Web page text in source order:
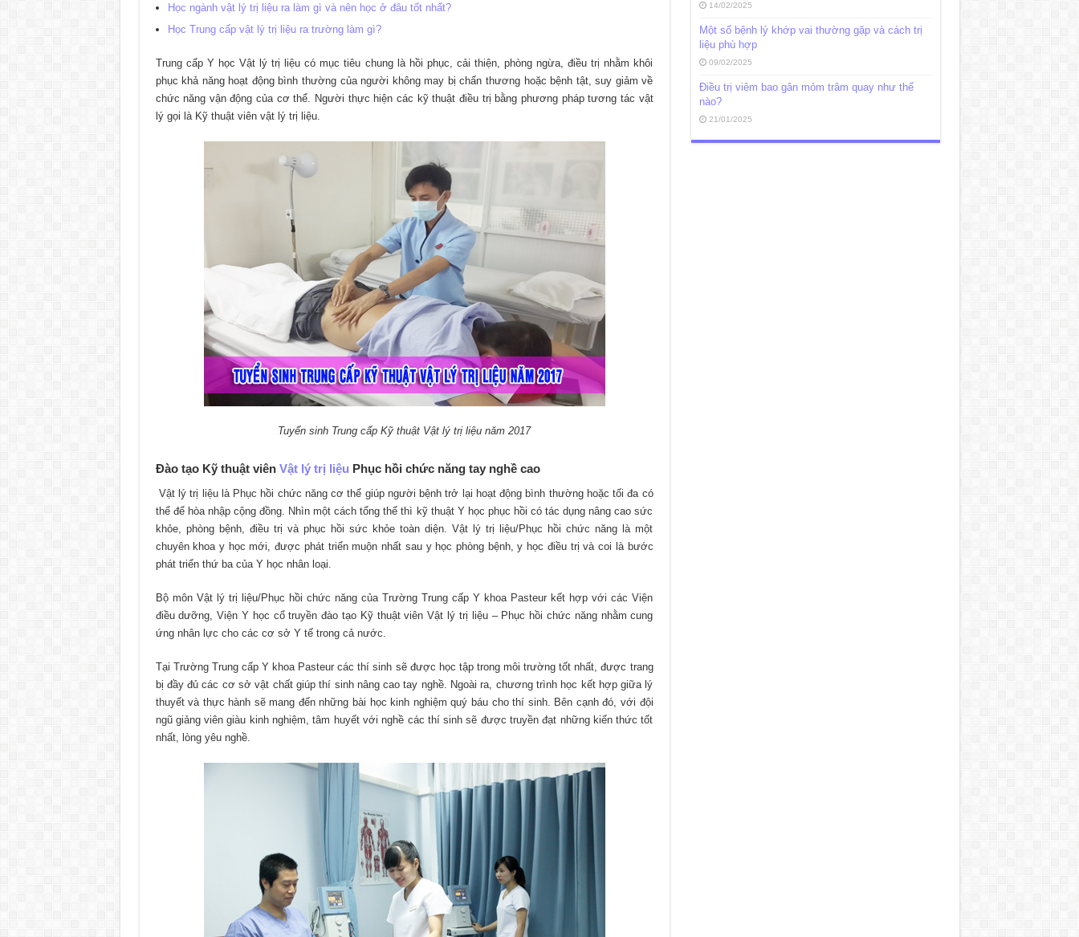
Học ngành vật lý trị liệu ra làm gì và nên học ở đâu tốt nhất?
Học Trung cấp vật lý trị liệu ra trường làm gì?
Trung cấp Y học Vật lý trị liệu có mục tiêu chung là hồi phục, cải thiện, phòng ngừa, điều trị nhằm khôi
phục khả năng hoạt động bình thường của người không may bị chấn thương hoặc bệnh tật, suy giảm về
chức năng vận động của cơ thể. Người thực hiện các kỹ thuật điều trị bằng phương pháp tương tác vật
lý gọi là Kỹ thuật viên vật lý trị liệu.
Tuyển sinh Trung cấp Kỹ thuật Vật lý trị liệu năm 2017
Đào tạo Kỹ thuật viên Vật lý trị liệu Phục hồi chức năng tay nghề cao
Vật lý trị liệu là Phục hồi chức năng cơ thể giúp người bệnh trở lại hoạt động bình thường hoặc tối đa có
thể để hòa nhập cộng đồng. Nhìn một cách tổng thể thì kỹ thuật Y học phục hồi có tác dụng nâng cao sức
khỏe, phòng bệnh, điều trị và phục hồi sức khỏe toàn diện. Vật lý trị liệu/Phục hồi chức năng là một
chuyên khoa y học mới, được phát triển muộn nhất sau y học phòng bệnh, y học điều trị và coi là bước
phát triển thứ ba của Y học nhân loại.
Bộ môn Vật lý trị liệu/Phục hồi chức năng của Trường Trung cấp Y khoa Pasteur kết hợp với các Viện
điều dưỡng, Viện Y học cổ truyền đào tạo Kỹ thuật viên Vật lý trị liệu – Phục hồi chức năng nhằm cung
ứng nhân lực cho các cơ sở Y tế trong cả nước.
Tại Trường Trung cấp Y khoa Pasteur các thí sinh sẽ được học tập trong môi trường tốt nhất, được trang
bị đầy đủ các cơ sở vật chất giúp thí sinh nâng cao tay nghề. Ngoài ra, chương trình học kết hợp giữa lý
thuyết và thực hành sẽ mang đến những bài học kinh nghiệm quý báu cho thí sinh. Bên cạnh đó, với đội
ngũ giảng viên giàu kinh nghiệm, tâm huyết với nghề các thí sinh sẽ được truyền đạt những kiến thức tốt
nhất, lòng yêu nghề.
14/02/2025
Một số bệnh lý khớp vai thường gặp và cách trị
liệu phù hợp
09/02/2025
Điều trị viêm bao gân mỏm trâm quay như thế
nào?
21/01/2025